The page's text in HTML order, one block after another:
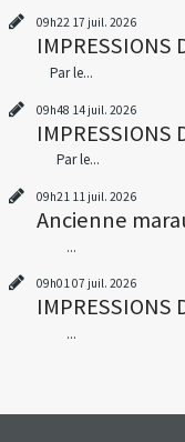
09h22 17 juil. 2026
IMPRESSIONS
Par le...
09h48 14 juil. 2026
IMPRESSIONS
Par le...
09h21 11 juil. 2026
Ancienne
...
09h01 07 juil. 2026
IMPRESSIONS
...